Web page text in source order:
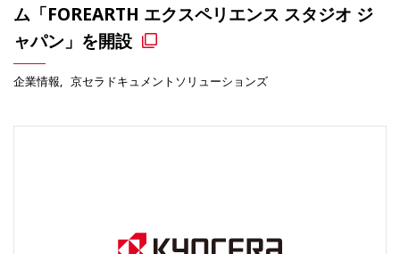
ム「FOREARTH エクスペリエンス スタジオ ジ
ャパン」を開設
企業情報 京セラドキュメントソリューションズ